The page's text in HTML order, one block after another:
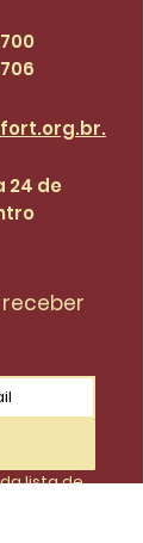
24 de
lista de